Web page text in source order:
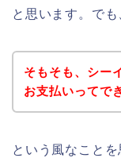
と思います。でも
そもそも、シー
お支払いってで
という風なこと